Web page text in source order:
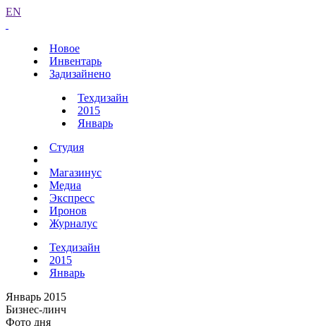
EN
Новое
Инвентарь
Задизайнено
Техдизайн
2015
Январь
Студия
Магазинус
Медиа
Экспресс
Иронов
Журналус
Техдизайн
2015
Январь
Январь 2015
Бизнес-линч
Фото дня